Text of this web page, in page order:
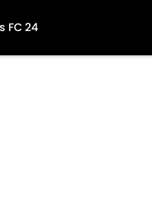
FC 24